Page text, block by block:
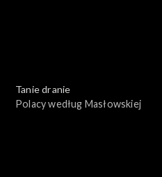
Tanie dranie
Polacy według Masłowskiej